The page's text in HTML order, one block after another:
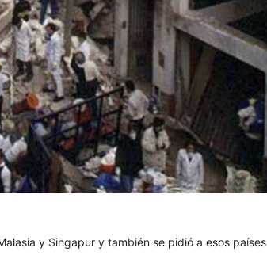
y Singapur y también se pidió a esos países